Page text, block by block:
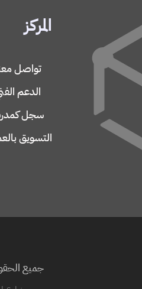
المركز
تواصل
الدعم
سجل
التسويق
جميع الحقوق